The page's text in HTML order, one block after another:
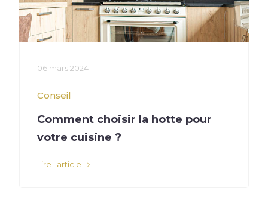
06 mars 2024
Conseil
Comment choisir la hotte pour
votre cuisine ?
Lire l'article